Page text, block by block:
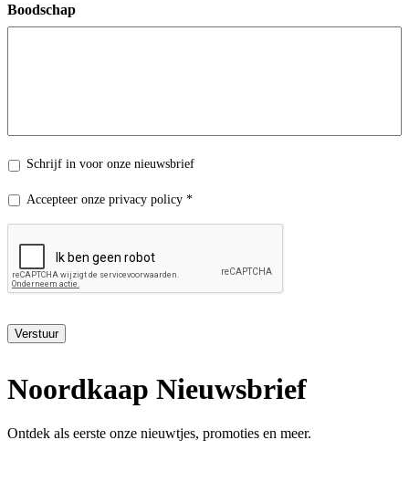
Boodschap
Nieuwsbrief
Schrijf in voor onze nieuwsbrief
Privacy
Accepteer onze privacy policy *
Verstuur
Noordkaap Nieuwsbrief
Ontdek als eerste onze nieuwtjes, promoties en meer.